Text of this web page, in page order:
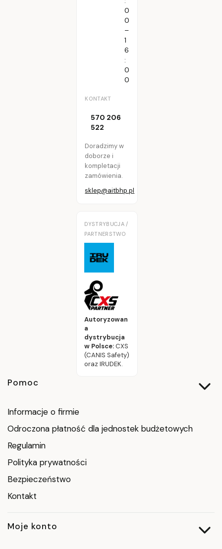
0
0
–
1
6
:
0
0
KONTAKT
570 206
522
Doradzimy w
doborze i
kompletacji
zamówienia.
sklep@aitbhp.pl
DYSTRYBUCJA /
PARTNERSTWO
Autoryzowan
a
dystrybucja
w Polsce:CXS
(CANIS Safety)
oraz IRUDEK.
Linki w stopce
Pomoc
Informacje o firmie
Odroczona płatność dla jednostek budżetowych
Regulamin
Polityka prywatności
Bezpieczeństwo
Kontakt
Moje konto